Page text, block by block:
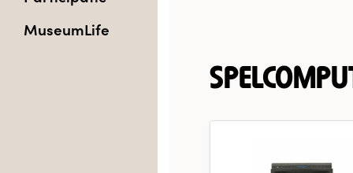
MuseumLife